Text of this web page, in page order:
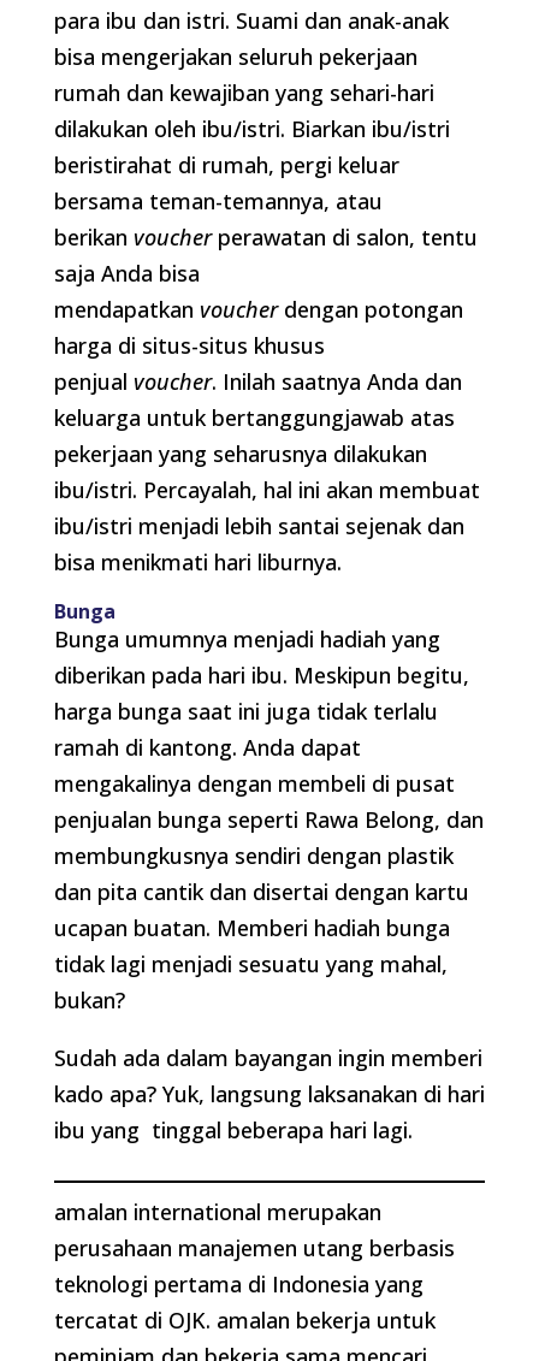
para ibu dan istri. Suami dan anak-anak
bisa mengerjakan seluruh pekerjaan
rumah dan kewajiban yang sehari-hari
dilakukan oleh ibu/istri. Biarkan ibu/istri
beristirahat di rumah, pergi keluar
bersama teman-temannya, atau
berikan voucher perawatan di salon, tentu
saja Anda bisa
mendapatkan voucher dengan potongan
harga di situs-situs khusus
penjual voucher. Inilah saatnya Anda dan
keluarga untuk bertanggungjawab atas
pekerjaan yang seharusnya dilakukan
ibu/istri. Percayalah, hal ini akan membuat
ibu/istri menjadi lebih santai sejenak dan
bisa menikmati hari liburnya.
Bunga
Bunga umumnya menjadi hadiah yang
diberikan pada hari ibu. Meskipun begitu,
harga bunga saat ini juga tidak terlalu
ramah di kantong. Anda dapat
mengakalinya dengan membeli di pusat
penjualan bunga seperti Rawa Belong, dan
membungkusnya sendiri dengan plastik
dan pita cantik dan disertai dengan kartu
ucapan buatan. Memberi hadiah bunga
tidak lagi menjadi sesuatu yang mahal,
bukan?
Sudah ada dalam bayangan ingin memberi
kado apa? Yuk, langsung laksanakan di hari
ibu yang tinggal beberapa hari lagi.
amalan international merupakan
perusahaan manajemen utang berbasis
teknologi pertama di Indonesia yang
tercatat di OJK. amalan bekerja untuk